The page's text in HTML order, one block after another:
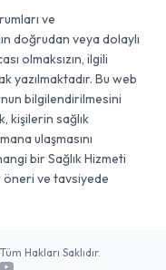
ve
doğrudan veya dolaylı
olmaksızın, ilgili
yazılmaktadır. Bu web
bilgilendirilmesini
kişilerin sağlık
ulaşmasını
bir Sağlık Hizmeti
öneri ve tavsiyede
Hakları Saklıdır.